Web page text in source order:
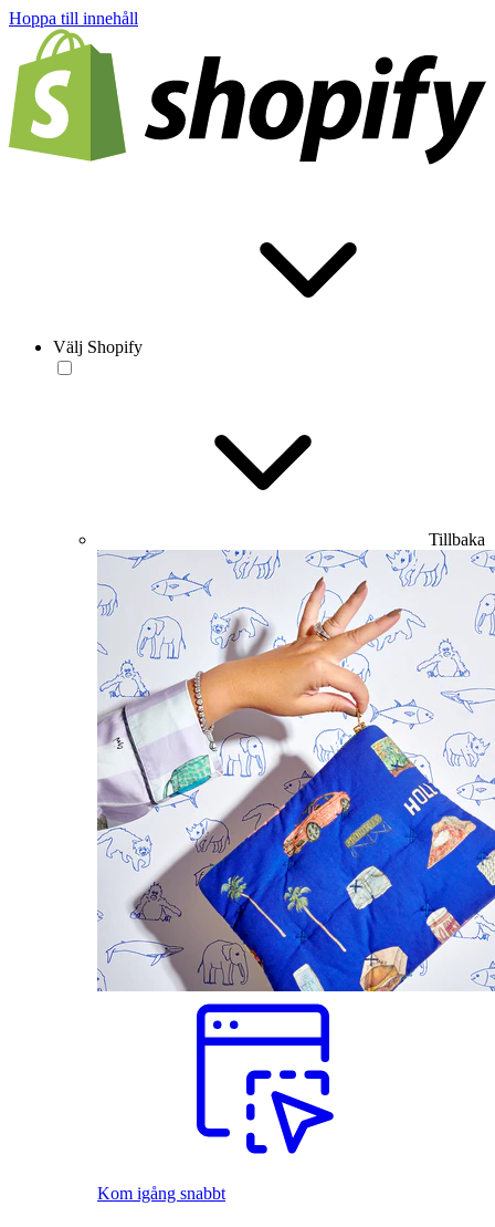
Hoppa till innehåll
Välj Shopify
Tillbaka
Kom igång snabbt